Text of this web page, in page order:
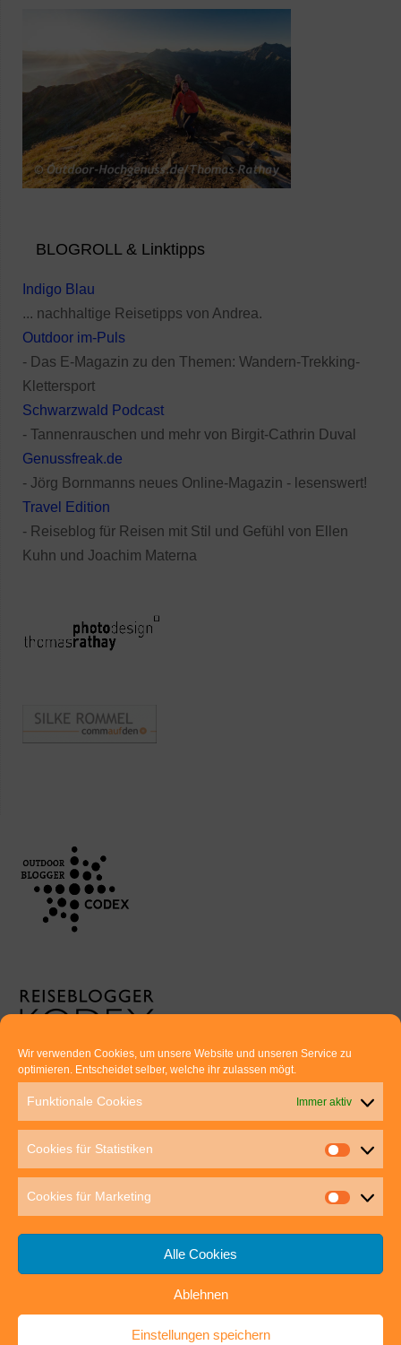
Wir verwenden Cookies, um unsere Website und unseren Service zu
optimieren. Entscheidet selber, welche ihr zulassen mögt.
Funktionale Cookies Immer aktiv
Cookies für Statistiken
Cookies für Marketing
Alle Cookies
Ablehnen
Einstellungen speichern
BLOGROLL & Linktipps
Indigo Blau
... nachhaltige Reisetipps von Andrea.
Outdoor im-Puls
- Das E-Magazin zu den Themen: Wandern-Trekking-
Klettersport
Schwarzwald Podcast
- Tannenrauschen und mehr von Birgit-Cathrin Duval
Genussfreak.de
- Jörg Bornmanns neues Online-Magazin - lesenswert!
Travel Edition
- Reiseblog für Reisen mit Stil und Gefühl von Ellen
Kuhn und Joachim Materna
Euer direkter Draht zu uns:
Thomas Rathay und Silke Rommel
70563 Stuttgart
post@outdoor-hochgenuss.de
IMPRESSUM DATENSCHUTZ